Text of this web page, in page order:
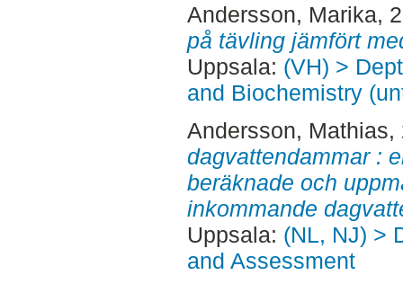
Andersson, Marika,
på tävling jämfört
Uppsala: (VH) >
and Biochemistry
Andersson, Mathias,
dagvattendammar :
beräknade och
inkommande
Uppsala: (NL, NJ) >
and Assessment